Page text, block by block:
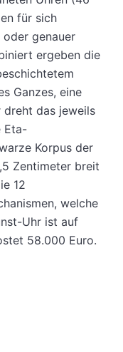
für sich
genauer
ergeben die
Ganzes, eine
dreht das jeweils
Eta-
Korpus der
Zentimeter breit
12
welche
Uhr ist auf
58.000 Euro.